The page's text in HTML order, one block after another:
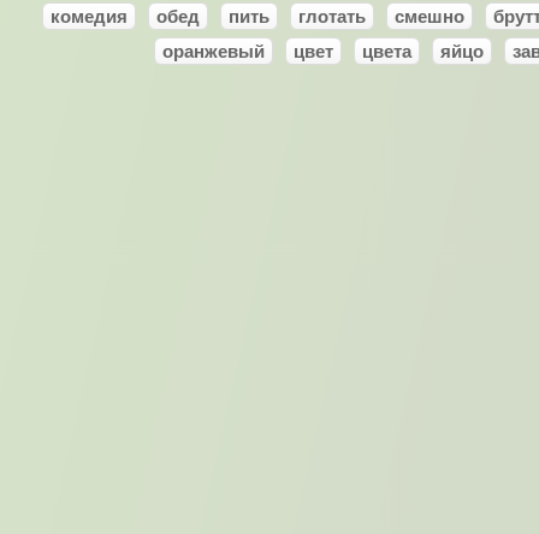
комедия обед пить глотать смешно
оранжевый
цвет цвета яйцо